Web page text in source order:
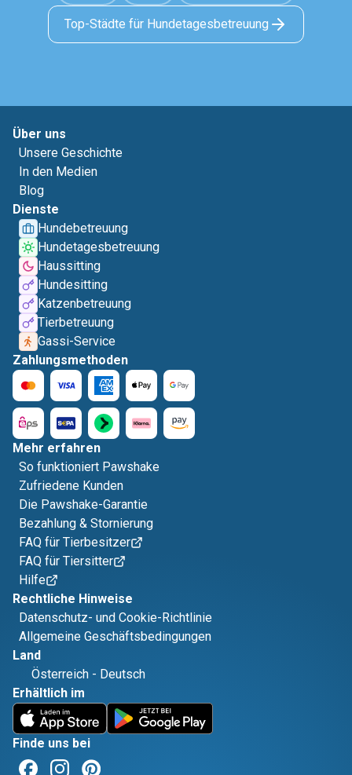
Top-Städte für Hundetagesbetreuung
Über uns
Unsere Geschichte
In den Medien
Blog
Dienste
Hundebetreuung
Hundetagesbetreuung
Haussitting
Hundesitting
Katzenbetreuung
Tierbetreuung
Gassi-Service
Zahlungsmethoden
Mehr erfahren
So funktioniert Pawshake
Zufriedene Kunden
Die Pawshake-Garantie
Bezahlung & Stornierung
FAQ für Tierbesitzer
FAQ für Tiersitter
Hilfe
Rechtliche Hinweise
Datenschutz- und Cookie-Richtlinie
Allgemeine Geschäftsbedingungen
Land
Österreich - Deutsch
Erhältlich im
Finde uns bei